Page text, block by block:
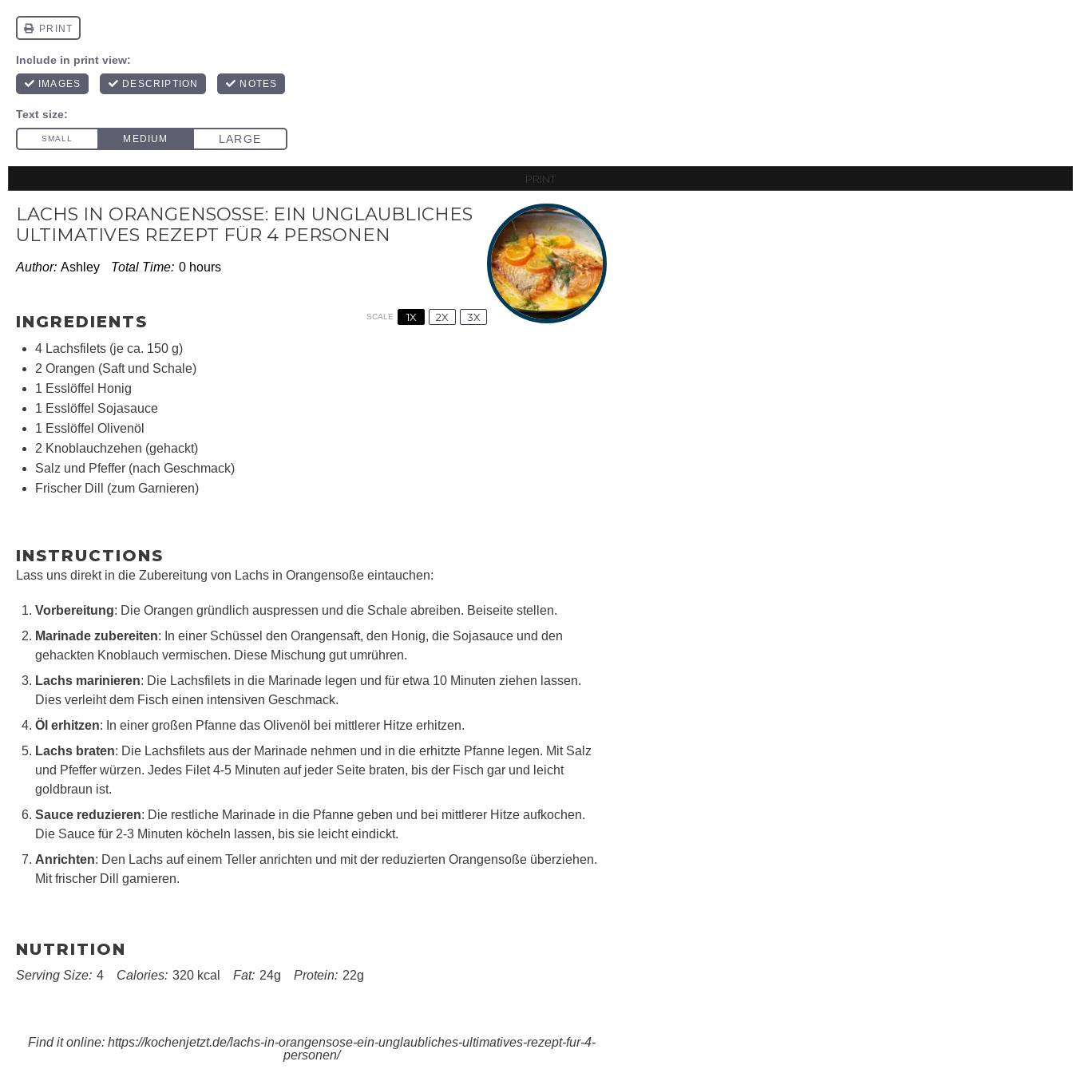
PRINT
LACHS IN ORANGENSOSSE: EIN UNGLAUBLICHES U
LTIMATIVES REZEPT FÜR 4 PERSONEN
Author: Ashley Total Time: 0 hours
INGREDIENTS SCALE 1X 2X 3X
4 Lachsfilets (je ca. 150 g)
2 Orangen (Saft und Schale)
1 Esslöffel Honig
1 Esslöffel Sojasauce
1 Esslöffel Olivenöl
2 Knoblauchzehen (gehackt)
Salz und Pfeffer (nach Geschmack)
Frischer Dill (zum Garnieren)
INSTRUCTIONS
Lass uns direkt in die Zubereitung von Lachs in Orangensoße eintauchen:
Vorbereitung: Die Orangen gründlich auspressen und die Schale abreiben. Beiseite stellen.
Marinade zubereiten: In einer Schüssel den Orangensaft, den Honig, die Sojasauce und den
gehackten Knoblauch vermischen. Diese Mischung gut umrühren.
Lachs marinieren: Die Lachsfilets in die Marinade legen und für etwa 10 Minuten ziehen lassen.
Dies verleiht dem Fisch einen intensiven Geschmack.
Öl erhitzen: In einer großen Pfanne das Olivenöl bei mittlerer Hitze erhitzen.
Lachs braten: Die Lachsfilets aus der Marinade nehmen und in die erhitzte Pfanne legen. Mit Salz
und Pfeffer würzen. Jedes Filet 4-5 Minuten auf jeder Seite braten, bis der Fisch gar und leicht
goldbraun ist.
Sauce reduzieren: Die restliche Marinade in die Pfanne geben und bei mittlerer Hitze aufkochen.
Die Sauce für 2-3 Minuten köcheln lassen, bis sie leicht eindickt.
Anrichten: Den Lachs auf einem Teller anrichten und mit der reduzierten Orangensoße überziehen.
Mit frischer Dill garnieren.
NUTRITION
Serving Size: 4 Calories: 320 kcal Fat: 24g Protein: 22g
Find it online: https://kochenjetzt.de/lachs-in-orangensose-ein-unglaubliches-ultimatives-rezept-fur-4-
personen/